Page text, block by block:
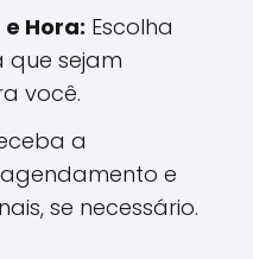
Hora: Escolha
sejam
você.
a
e
se necessário.